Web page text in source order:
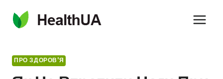
вмісту
ПРО ЗДОРОВ'Я